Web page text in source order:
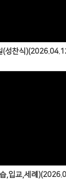
(성찬식
,입교,세례